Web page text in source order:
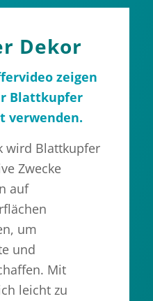
Dekor
zeigen
Blattkupfer
verwenden.
wird Blattkupfer
Zwecke
auf
um
und
Mit
leicht zu